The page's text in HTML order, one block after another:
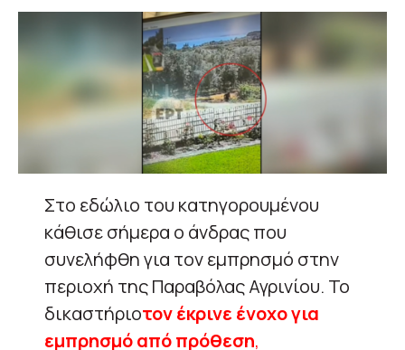
Στο εδώλιο του κατηγορουμένου
κάθισε σήμερα ο άνδρας που
συνελήφθη για τον εμπρησμό στην
περιοχή της Παραβόλας Αγρινίου. Το
δικαστήριοτον έκρινε ένοχο για
εμπρησμό από πρόθεση,